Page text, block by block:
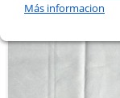
Más informacion